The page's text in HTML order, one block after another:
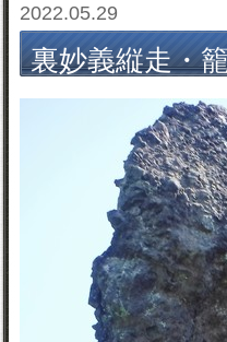
2022.05.29
裏妙義縦走・